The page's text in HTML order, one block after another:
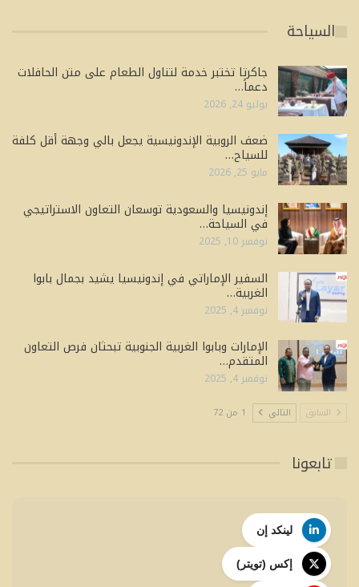
السياحة
جاكرتا تختبر خدمة لتناول الطعام على متن الحافلات
دعماً…
يوليو 24, 2026
ضعف الروبية الإندونيسية يجعل بالي وجهة أقل كلفة
للسياح…
مايو 25, 2026
إندونيسيا والسعودية توسعان التعاون الاستراتيجي
في السياحة…
نوفمبر 10, 2025
السفير الإماراتي في إندونيسيا يشيد بجمال بابوا
الغربية…
نوفمبر 4, 2025
الإمارات وبابوا الغربية الجنوبية تبحثان فرص التعاون
المتقدم…
نوفمبر 4, 2025
السابق التالي 1 من 72
تابعونا
لينكد إن
إكس (تويتر)